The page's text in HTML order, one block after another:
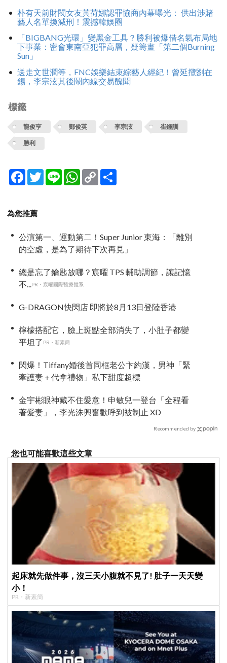
朴有天前財閥女友黃荷娜認罪協商內幕曝光： 供出涉賭
藝人名單換減刑！震撼韓娛圈
「BIGBANG光環」變黑金工具？勝利被爆借名氣布局地
下事業：密會東南亞犯罪高層，疑籌畫「第二個Burning
Sun」
送走文世潤等，FNC娛樂結束綜藝人經紀！曾延攬劉在
錫，李宗泫其後鬧內線交易醜聞
標籤
龍俊亨 鄭俊英 李宗泫 崔鍾訓
勝利
Facebook
TwitterLine WhatsApp
Copy
Link
為您推薦
公演第一、運動第二！Super Junior 東海：「離別
的空虛，是為了期待下次再見」
總是忘了鑰匙放哪？宸曜 TPS 輔助調節，讓記憶
不...
PR・宸曜國際醫療體系
G-DRAGON快閃店 即將於8月13日登陸香港
檸檬搭配它，臉上斑點全部消失了，小肚子都變
平坦了 PR・新素簡
閃爆！Tiffany婚後首同框老公卞約漢，男神「緊
牽護妻＋代拿禮物」私下甜度超標
金宇彬眼神藏不住愛意！申敏兒一登台「全程看
著愛妻」，李光洙興奮歡呼到被制止 XD
Recommended by
您也可能喜歡這些文章
起床就先做件事，沒三天小腹就不見了! 肚子一天天變
小！
PR・新素簡